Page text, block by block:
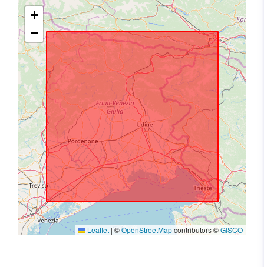
+
−
Leaflet |©OpenStreetMapcontributors ©GISCO